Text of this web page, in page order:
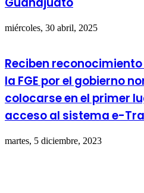
miércoles, 30 abril, 2025
Reciben reconocimiento
la FGE por el gobierno
colocarse en el primer
acceso al sistema e-
martes, 5 diciembre, 2023